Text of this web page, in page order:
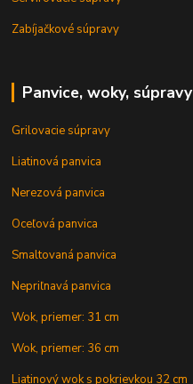
Zabíjačkové súpravy
Panvice, woky, súpravy
Grilovacie súpravy
Liatinová panvica
Nerezová panvica
Oceľová panvica
Smaltovaná panvica
Nepriľnavá panvica
Wok, priemer: 31 cm
Wok, priemer: 36 cm
Liatinový wok s pokrievkou 32 cm